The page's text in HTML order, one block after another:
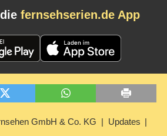
fernsehserien.de App
GmbH & Co. KG Updates